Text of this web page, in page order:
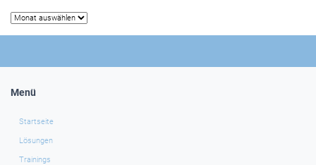
Archiv
Menü
Startseite
Lösungen
Trainings